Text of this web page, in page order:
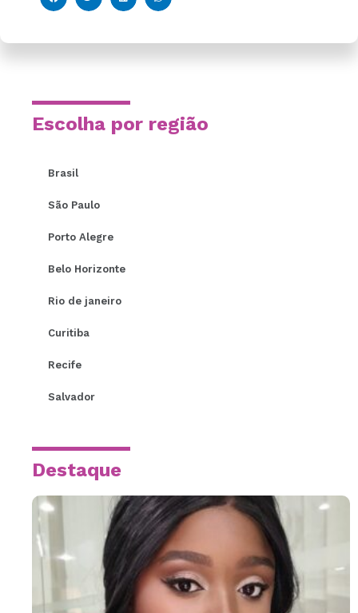
Escolha por região
Brasil
São Paulo
Porto Alegre
Belo Horizonte
Rio de janeiro
Curitiba
Recife
Salvador
Destaque